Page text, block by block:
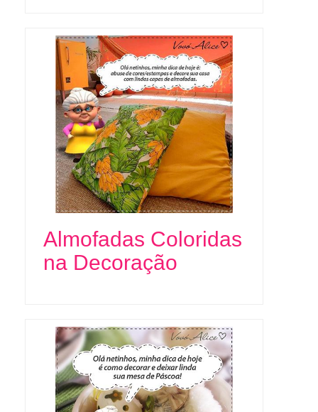
Almofadas Coloridas
na Decoração